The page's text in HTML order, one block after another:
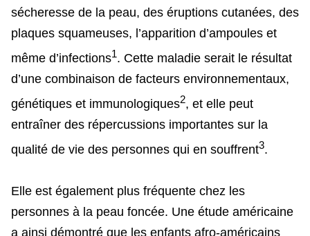
sécheresse de la peau, des éruptions cutanées, des
plaques squameuses, l’apparition d’ampoules et
même d’infections1. Cette maladie serait le résultat
d’une combinaison de facteurs environnementaux,
génétiques et immunologiques2, et elle peut
entraîner des répercussions importantes sur la
qualité de vie des personnes qui en souffrent3.
Elle est également plus fréquente chez les
personnes à la peau foncée. Une étude américaine
a ainsi démontré que les enfants afro-américains